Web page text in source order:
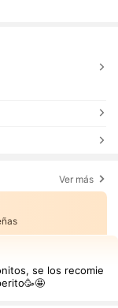
Ver más
se los recomie